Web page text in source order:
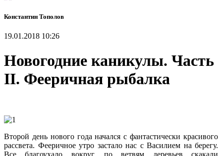
Константин Тополов
19.01.2018 10:26
Новогодние каникулы. Часть
II. Фееричная рыбалка
Второй день нового года начался с фантастически красивого
рассвета. Фееричное утро застало нас с Василием на берегу.